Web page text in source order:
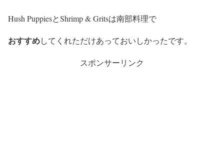
Hush PuppiesとShrimp & Gritsは南部料理で
おすすめしてくれただけあっておいしかったです。
スポンサーリンク